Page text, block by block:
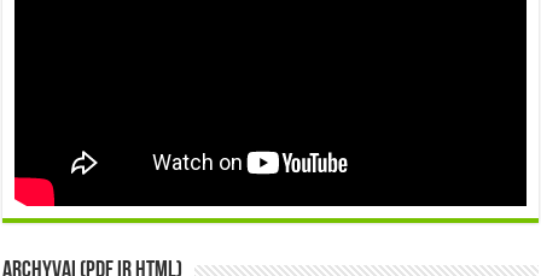
Archyvai (PDF ir HTML)